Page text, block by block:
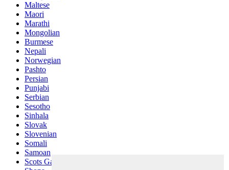
Maltese
Maori
Marathi
Mongolian
Burmese
Nepali
Norwegian
Pashto
Persian
Punjabi
Serbian
Sesotho
Sinhala
Slovak
Slovenian
Somali
Samoan
Scots Gaelic